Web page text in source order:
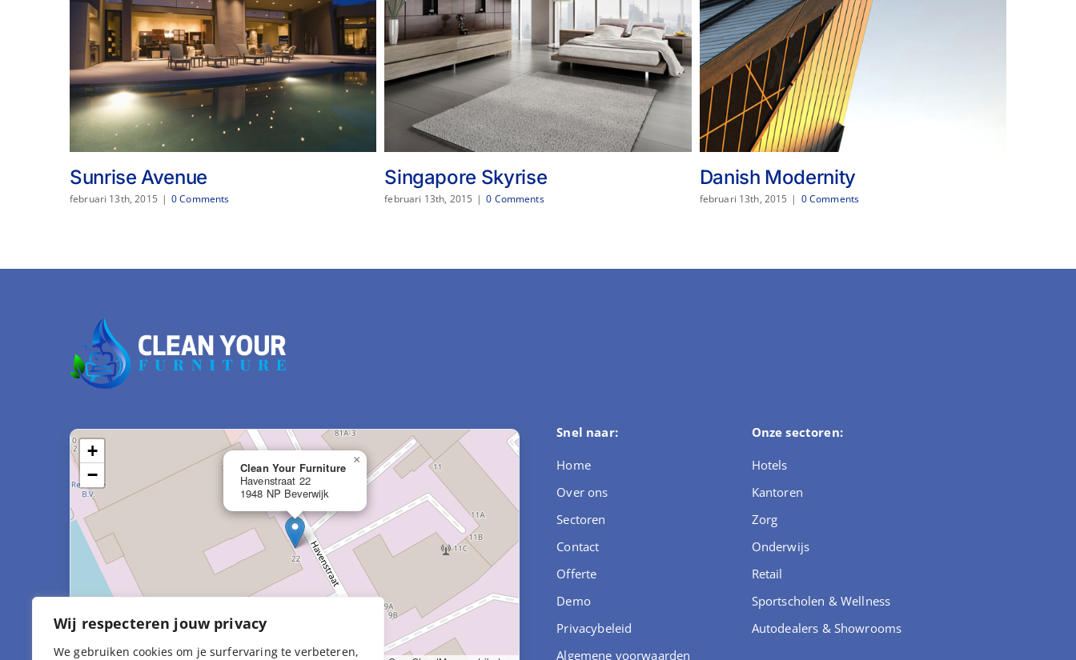
Wij respecteren jouw privacy
We gebruiken cookies om je surfervaring te verbeteren,
Sunrise Avenue
februari 13th, 2015 | 0 Comments
Singapore Skyrise
februari 13th, 2015 | 0 Comments
Danish Modernity
februari 13th, 2015 | 0 Comments
Clean Your Furniture
Havenstraat 22
1948 NP Beverwijk
×
+
−
Snel naar:
Home
Over ons
Sectoren
Contact
Offerte
Demo
Privacybeleid
Algemene voorwaarden
Onze sectoren:
Hotels
Kantoren
Zorg
Onderwijs
Retail
Sportscholen & Wellness
Autodealers & Showrooms